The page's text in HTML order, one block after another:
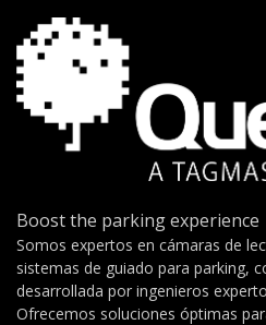
Boost the parking experience
Somos expertos en cámaras de
sistemas de guiado para parking,
desarrollada por ingenieros
Ofrecemos soluciones óptimas